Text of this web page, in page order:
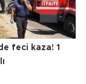
feci kaza! 1